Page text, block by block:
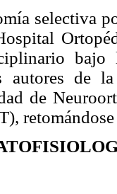
selectiva
autores de
de